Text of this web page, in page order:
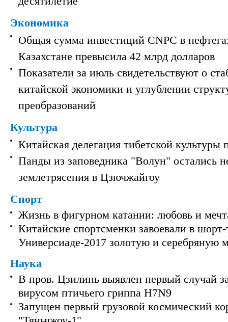
Экономика
Общая сумма инвестиций CNPC в
Казахстане превысила 42 млрд долларов
Показатели за июль свидетельствуют о
китайской экономики и углублении
преобразований
Культура
Китайская делегация тибетской культуры
Панды из заповедника "Волун" остались
землетрясения в Цзючжайгоу
Спорт
Жизнь в фигурном катании: любовь и
Китайские спортсменки завоевали в шорт-
Универсиаде-2017 золотую и серебряную
Наука
В пров. Цзилинь выявлен первый случай
вирусом птичьего гриппа H7N9
Запущен первый грузовой космический